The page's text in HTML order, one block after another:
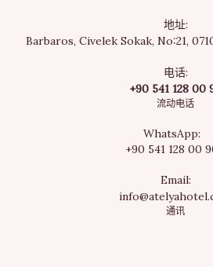
地址:
Barbaros, Civelek Sokak, No:21,
电话:
+90 541 128 00
流动电话
WhatsApp:
+90 541 128 00
Email:
通讯